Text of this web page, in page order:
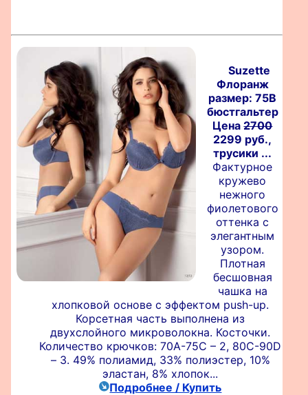
Suzette
Флоранж
размер: 75B
бюстгальтер
Цена2700
2299 руб.,
трусики ...
Фактурное
кружево
нежного
фиолетового
оттенка с
элегантным
узором.
Плотная
бесшовная
чашка на
хлопковой основе с эффектом push-up.
Корсетная часть выполнена из
двухслойного микроволокна. Косточки.
Количество крючков: 70А-75С – 2, 80С-90D
– 3. 49% полиамид, 33% полиэстер, 10%
эластан, 8% хлопок...
Подробнее / Купить